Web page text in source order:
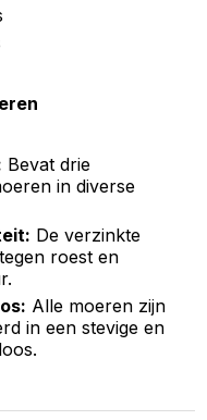
Bevat drie
in diverse
De verzinkte
roest en
Alle moeren zijn
in een stevige en